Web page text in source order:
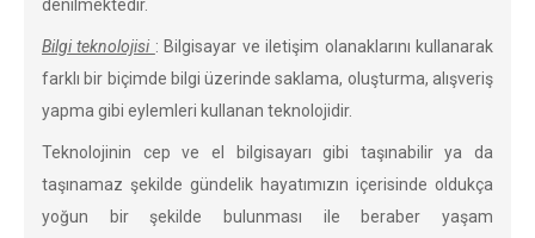
denilmektedir.
Bilgi teknolojisi : Bilgisayar ve iletişim olanaklarını kullanarak
farklı bir biçimde bilgi üzerinde saklama, oluşturma, alışveriş
yapma gibi eylemleri kullanan teknolojidir.
Teknolojinin cep ve el bilgisayarı gibi taşınabilir ya da
taşınamaz şekilde gündelik hayatımızın içerisinde oldukça
yoğun bir şekilde bulunması ile beraber yaşam